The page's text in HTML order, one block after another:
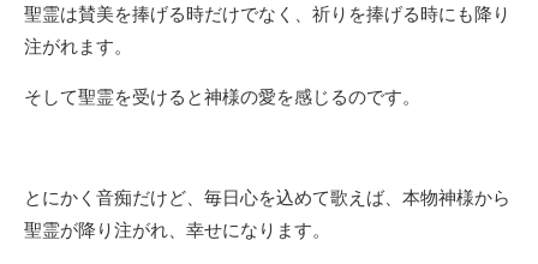
聖霊は賛美を捧げる時だけでなく、祈りを捧げる時にも降り
注がれます。
そして聖霊を受けると神様の愛を感じるのです。
とにかく音痴だけど、毎日心を込めて歌えば、本物神様から
聖霊が降り注がれ、幸せになります。